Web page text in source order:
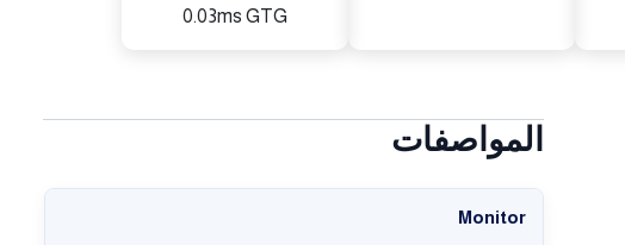
0.03ms GTG
المواصفات
Monitor